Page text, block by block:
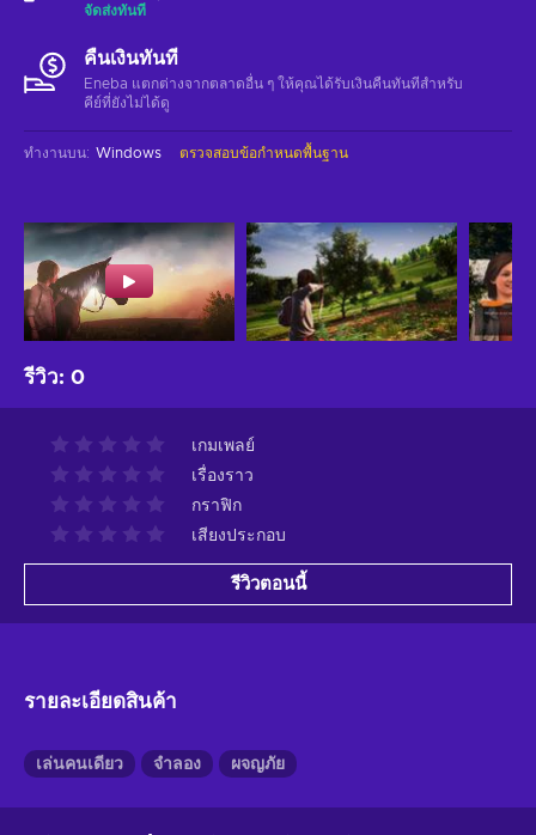
จัดส่งทันที
คืนเงินทันที
Eneba แตกต่างจากตลาดอื่น ๆ ให้คุณได้รับเงินคืนทันทีสําหรับ
คีย์ที่ยังไม่ได้ดู
ทำงานบน: Windows ตรวจสอบข้อกำหนดพื้นฐาน
รีวิว: 0
เกมเพลย์
เรื่องราว
กราฟิก
เสียงประกอบ
รีวิวตอนนี้
รายละเอียดสินค้า
เล่นคนเดียว จำลอง ผจญภัย